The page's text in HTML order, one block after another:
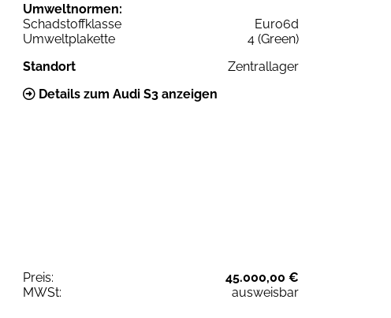
Umweltnormen:
Schadstoffklasse
Euro6d
Umweltplakette
4 (Green)
Standort
Zentrallager
Details zum Audi S3 anzeigen
Preis:
45.000,00 €
MWSt:
ausweisbar